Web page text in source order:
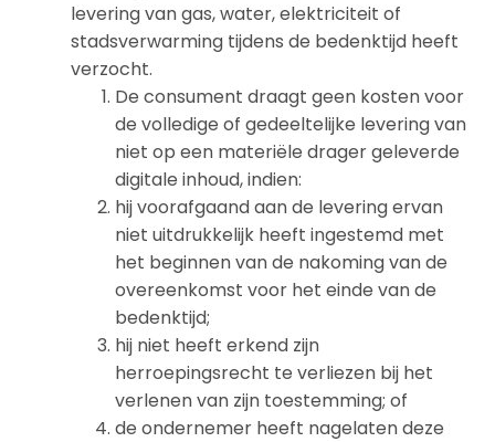
levering van gas, water, elektriciteit of
stadsverwarming tijdens de bedenktijd heeft
verzocht.
De consument draagt geen kosten voor
de volledige of gedeeltelijke levering van
niet op een materiële drager geleverde
digitale inhoud, indien:
hij voorafgaand aan de levering ervan
niet uitdrukkelijk heeft ingestemd met
het beginnen van de nakoming van de
overeenkomst voor het einde van de
bedenktijd;
hij niet heeft erkend zijn
herroepingsrecht te verliezen bij het
verlenen van zijn toestemming; of
de ondernemer heeft nagelaten deze